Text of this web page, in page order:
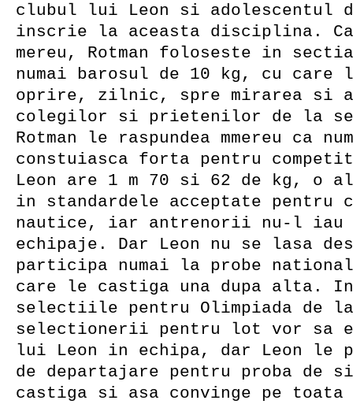
clubul lui Leon si adolescentul
inscrie la aceasta disciplina. Ca
mereu, Rotman foloseste in
numai barosul de 10 kg, cu care
oprire, zilnic, spre mirarea si
colegilor si prietenilor de la
Rotman le raspundea mmereu ca
constuiasca forta pentru
Leon are 1 m 70 si 62 de kg, o
in standardele acceptate pentru
nautice, iar antrenorii nu-l iau
echipaje. Dar Leon nu se lasa
participa numai la probe
care le castiga una dupa alta.
selectiile pentru Olimpiada de la
selectionerii pentru lot vor sa
lui Leon in echipa, dar Leon le
de departajare pentru proba de
castiga si asa convinge pe toata